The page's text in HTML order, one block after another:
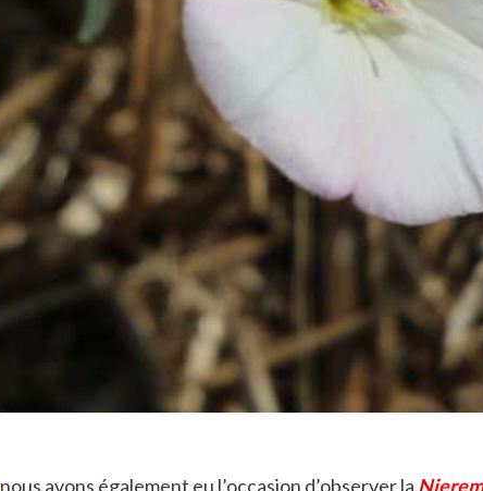
nous avons également eu l’occasion d’observer la